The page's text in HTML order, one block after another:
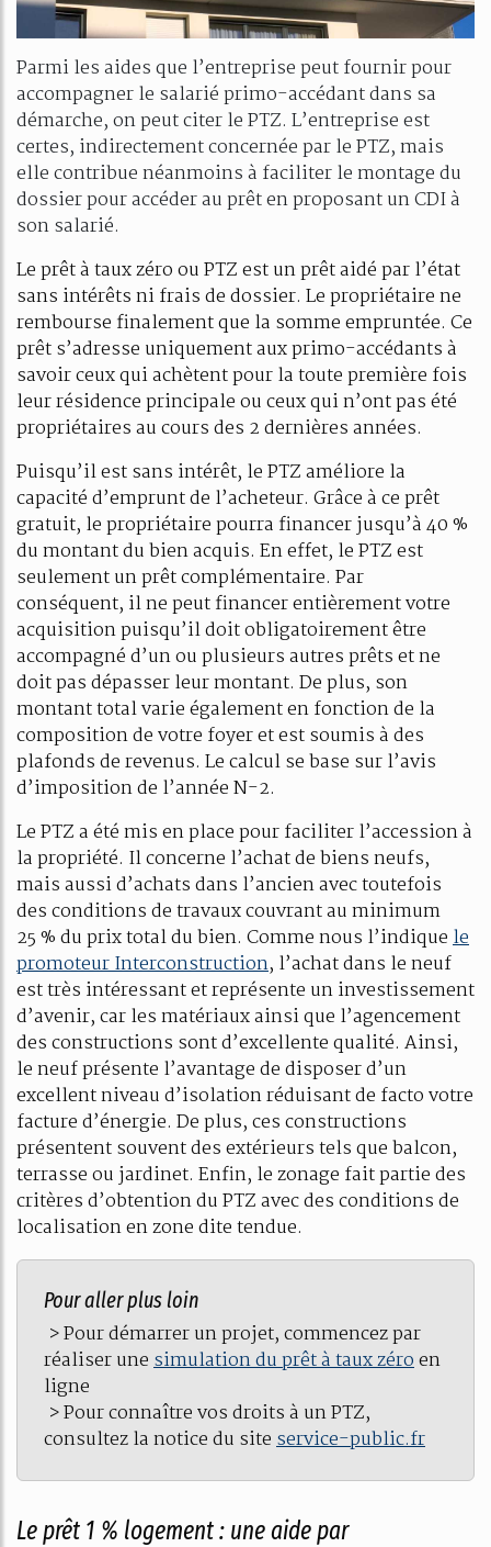
Parmi les aides que l’entreprise peut fournir pour
accompagner le salarié primo-accédant dans sa
démarche, on peut citer le PTZ. L’entreprise est
certes, indirectement concernée par le PTZ, mais
elle contribue néanmoins à faciliter le montage du
dossier pour accéder au prêt en proposant un CDI à
son salarié.
Le prêt à taux zéro ou PTZ est un prêt aidé par l’état
sans intérêts ni frais de dossier. Le propriétaire ne
rembourse finalement que la somme empruntée. Ce
prêt s’adresse uniquement aux primo-accédants à
savoir ceux qui achètent pour la toute première fois
leur résidence principale ou ceux qui n’ont pas été
propriétaires au cours des 2 dernières années.
Puisqu’il est sans intérêt, le PTZ améliore la
capacité d’emprunt de l’acheteur. Grâce à ce prêt
gratuit, le propriétaire pourra financer jusqu’à 40 %
du montant du bien acquis. En effet, le PTZ est
seulement un prêt complémentaire. Par
conséquent, il ne peut financer entièrement votre
acquisition puisqu’il doit obligatoirement être
accompagné d’un ou plusieurs autres prêts et ne
doit pas dépasser leur montant. De plus, son
montant total varie également en fonction de la
composition de votre foyer et est soumis à des
plafonds de revenus. Le calcul se base sur l’avis
d’imposition de l’année N-2.
Le PTZ a été mis en place pour faciliter l’accession à
la propriété. Il concerne l’achat de biens neufs,
mais aussi d’achats dans l’ancien avec toutefois
des conditions de travaux couvrant au minimum
25 % du prix total du bien. Comme nous l’indiquele
promoteur Interconstruction, l’achat dans le neuf
est très intéressant et représente un investissement
d’avenir, car les matériaux ainsi que l’agencement
des constructions sont d’excellente qualité. Ainsi,
le neuf présente l’avantage de disposer d’un
excellent niveau d’isolation réduisant de facto votre
facture d’énergie. De plus, ces constructions
présentent souvent des extérieurs tels que balcon,
terrasse ou jardinet. Enfin, le zonage fait partie des
critères d’obtention du PTZ avec des conditions de
localisation en zone dite tendue.
Pour aller plus loin
> Pour démarrer un projet, commencez par
réaliser unesimulation du prêt à taux zéroen
ligne
> Pour connaître vos droits à un PTZ,
consultez la notice du siteservice-public.fr
Le prêt 1 % logement : une aide par